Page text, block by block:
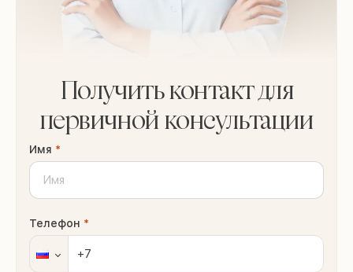
Получить контакт для
первичной консультации
Имя *
Телефон *